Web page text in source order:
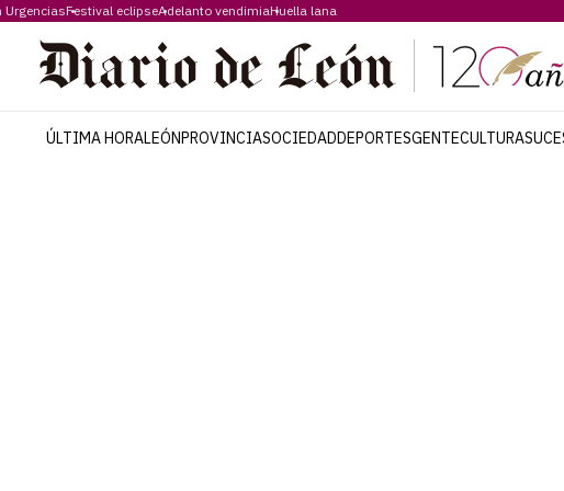
UrgenciasFestival eclipseAdelanto vendimiaHuella lana
ÚLTIMA HORALEÓNPROVINCIASOCIEDADDEPORTESGENTECULTURA